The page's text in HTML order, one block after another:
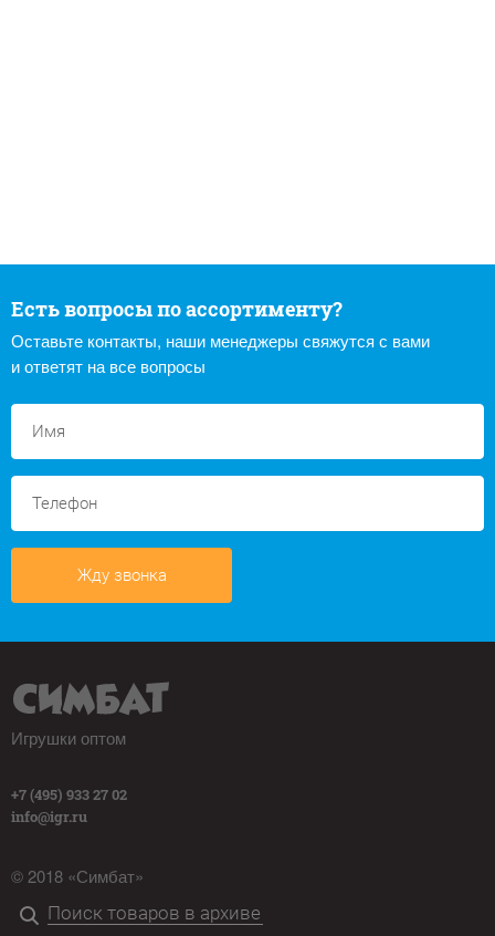
Есть вопросы по ассортименту?
Оставьте контакты, наши менеджеры свяжутся с вами
и ответят на все вопросы
Жду звонка
Игрушки оптом
+7 (495) 933 27 02
info@igr.ru
© 2018 «Симбат»